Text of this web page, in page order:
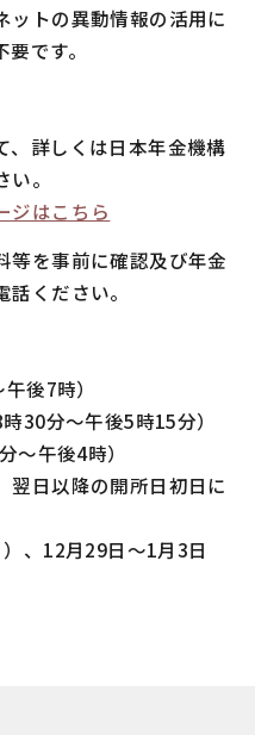
ットの異動情報の活用に
です。
詳しくは日本年金機構
。
ジはこちら
を事前に確認及び年金
ください。
後7時）
分～午後5時15分）
午後4時）
日以降の開所日初日に
12月29日～1月3日